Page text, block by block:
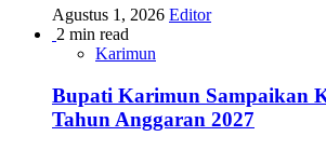
Agustus 1, 2026 Editor
2 min read
Karimun
Bupati Karimun Sampaikan
Tahun Anggaran 2027